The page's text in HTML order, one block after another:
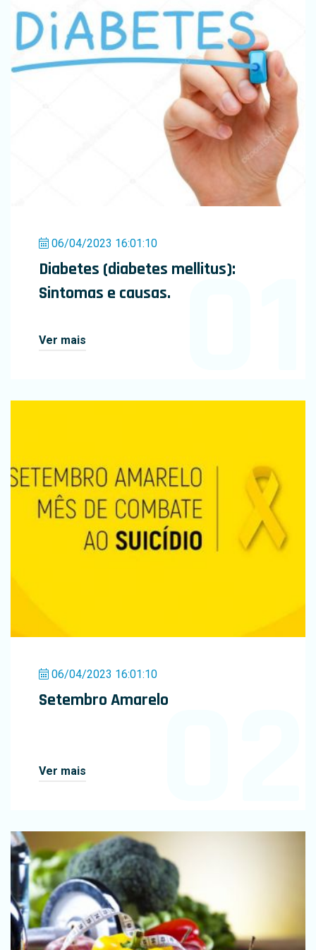
06/04/2023 16:01:10
Diabetes (diabetes mellitus):
Sintomas e causas.
Ver mais 01
06/04/2023 16:01:10
Setembro Amarelo
Ver mais 02